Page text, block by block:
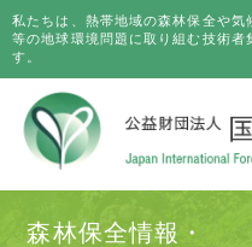
私たちは、熱帯地域の森林保全や気
等の地球環境問題に取り組む技術者
す。
森林保全情報・